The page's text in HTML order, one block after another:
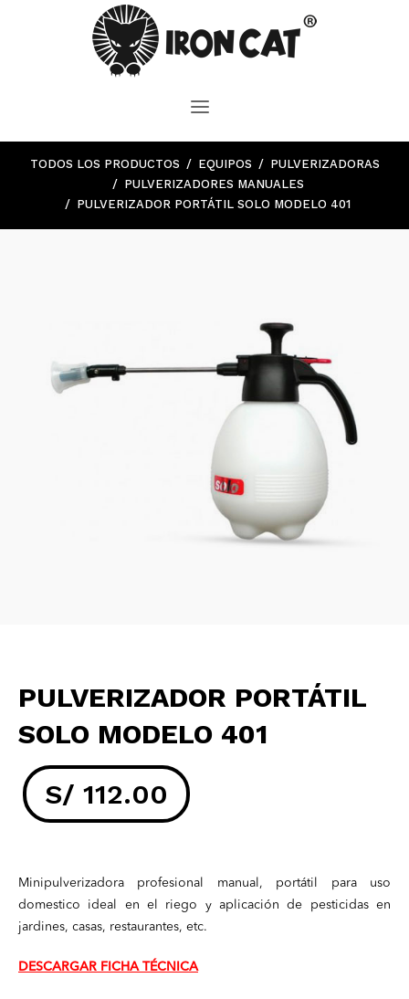
TODOS LOS PRODUCTOS EQUIPOS
PULVERIZADORAS
PULVERIZADORES MANUALES
PULVERIZADOR PORTÁTIL SOLO MODELO 401
PULVERIZADOR PORTÁTIL
SOLO MODELO 401
S/ 112.00
Minipulverizadora profesional manual, portátil para uso
domestico ideal en el riego y aplicación de pesticidas en
jardines, casas, restaurantes, etc.
DESCARGAR FICHA TÉCNICA